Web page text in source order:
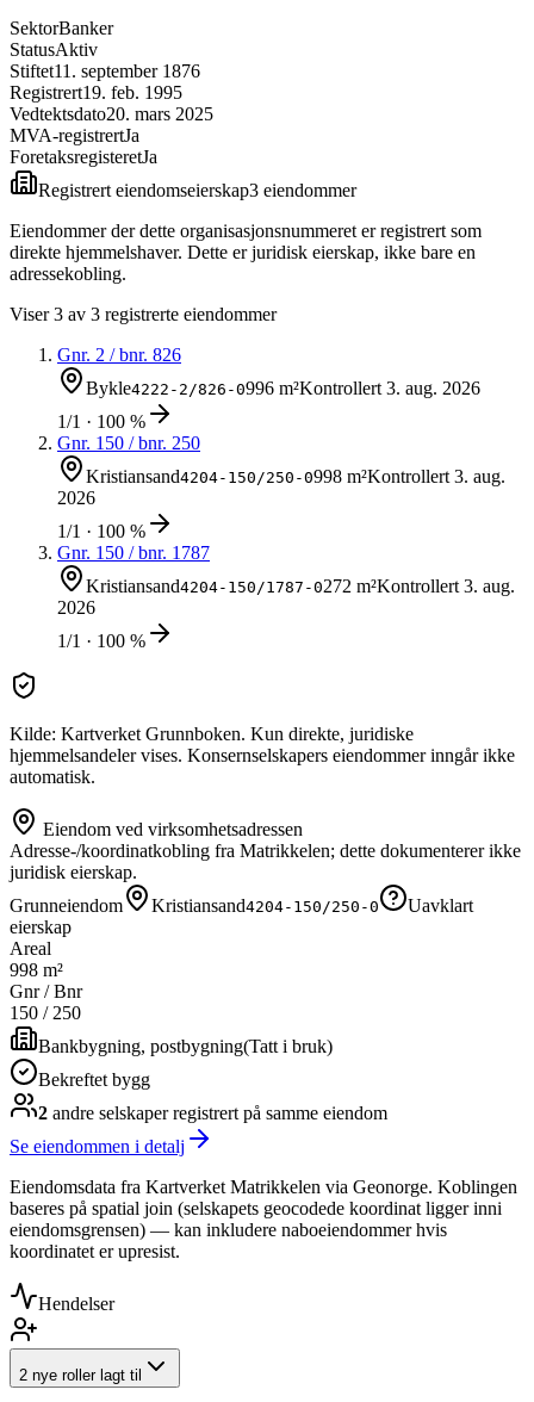
SektorBanker
StatusAktiv
Stiftet11. september 1876
Registrert19. feb. 1995
Vedtektsdato20. mars 2025
MVA-registrertJa
ForetaksregisteretJa
Registrert eiendomseierskap3 eiendommer
Eiendommer der dette organisasjonsnummeret er registrert som
direkte hjemmelshaver. Dette er juridisk eierskap, ikke bare en
adressekobling.
Viser3 av 3 registrerte eiendommer
Gnr. 2 / bnr. 826
Bykle4222-2/826-0996 m²Kontrollert3. aug. 2026
1/1 · 100 %
Gnr. 150 / bnr. 250
Kristiansand4204-150/250-0998 m²Kontrollert3. aug.
2026
1/1 · 100 %
Gnr. 150 / bnr. 1787
Kristiansand4204-150/1787-0272 m²Kontrollert3. aug.
2026
1/1 · 100 %
Kilde: Kartverket Grunnboken. Kun direkte, juridiske
hjemmelsandeler vises. Konsernselskapers eiendommer inngår ikke
automatisk.
Eiendom ved virksomhetsadressen
Adresse-/koordinatkobling fra Matrikkelen; dette dokumenterer ikke
juridisk eierskap.
Grunneiendom
Kristiansand4204-150/250-0
Uavklart
eierskap
Areal
998 m²
Gnr / Bnr
150 /250
Bankbygning, postbygning(Tatt i bruk)
Bekreftet bygg
2 andre selskaperregistrert på samme eiendom
Se eiendommen i detalj
Eiendomsdata fra Kartverket Matrikkelen via Geonorge. Koblingen
baseres på spatial join (selskapets geocodede koordinat ligger inni
eiendomsgrensen) — kan inkludere naboeiendommer hvis
koordinatet er upresist.
Hendelser
2 nye roller lagt til